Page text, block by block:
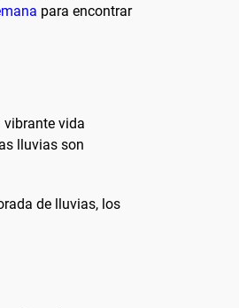
para encontrar
vibrante vida
lluvias son
de lluvias, los